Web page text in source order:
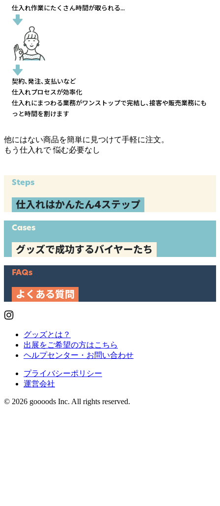
仕入れ作業にたくさん時間が取られる...
契約、発注、支払いなど
仕入れプロセスが効率化
仕入れにまつわる業務がワンストップで完結し、接客や販売業務にも
っと時間を割けます
他にはない商品を簡単に見つけて手軽に注文。
もう仕入れで悩む必要なし
Steps
仕入れはかんたん4ステップ
Cases
グッズで成功するバイヤーたち
FAQs
よくある質問
グッズとは？
出展をご希望の方はこちら
ヘルプセンター・お問い合わせ
プライバシーポリシー
運営会社
© 2026 goooods Inc. All rights reserved.